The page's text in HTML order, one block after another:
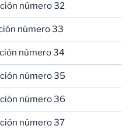
número 32
número 33
número 34
número 35
número 36
número 37